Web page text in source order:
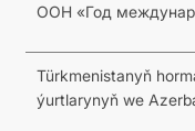
ООН «Год
Türkmenistanyň
ýurtlarynyň we